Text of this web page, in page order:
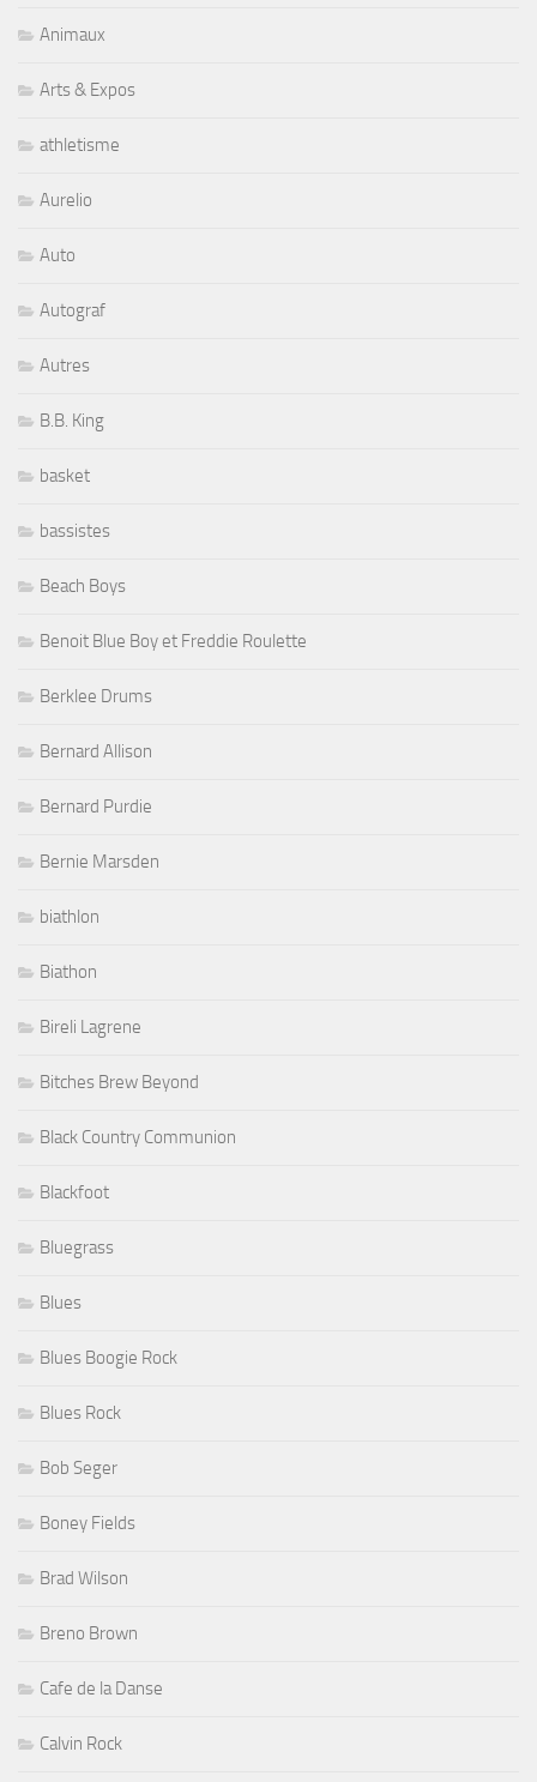
Animaux
Arts & Expos
athletisme
Aurelio
Auto
Autograf
Autres
B.B. King
basket
bassistes
Beach Boys
Benoit Blue Boy et Freddie Roulette
Berklee Drums
Bernard Allison
Bernard Purdie
Bernie Marsden
biathlon
Biathon
Bireli Lagrene
Bitches Brew Beyond
Black Country Communion
Blackfoot
Bluegrass
Blues
Blues Boogie Rock
Blues Rock
Bob Seger
Boney Fields
Brad Wilson
Breno Brown
Cafe de la Danse
Calvin Rock